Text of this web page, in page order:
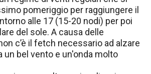
pomeriggio per raggiungere il
alle 17 (15-20 nodi) per poi
del sole. A causa delle
c’è il fetch necessario ad alzare
un bel vento e un'onda molto